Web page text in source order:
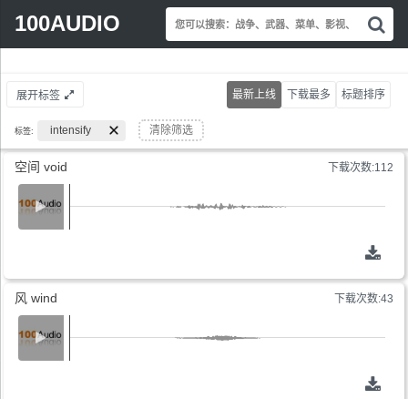
100AUDIO Search for:
以
争
单
影视包装氛围渲染 (123) [+]
展开标签
标签: intensify 清除筛选
最新上线 下载最多 标题排序
下载次数:112
空间 void
下载次数:43
风 wind